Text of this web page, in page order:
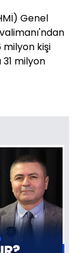
Genel
milyon kişi
milyon